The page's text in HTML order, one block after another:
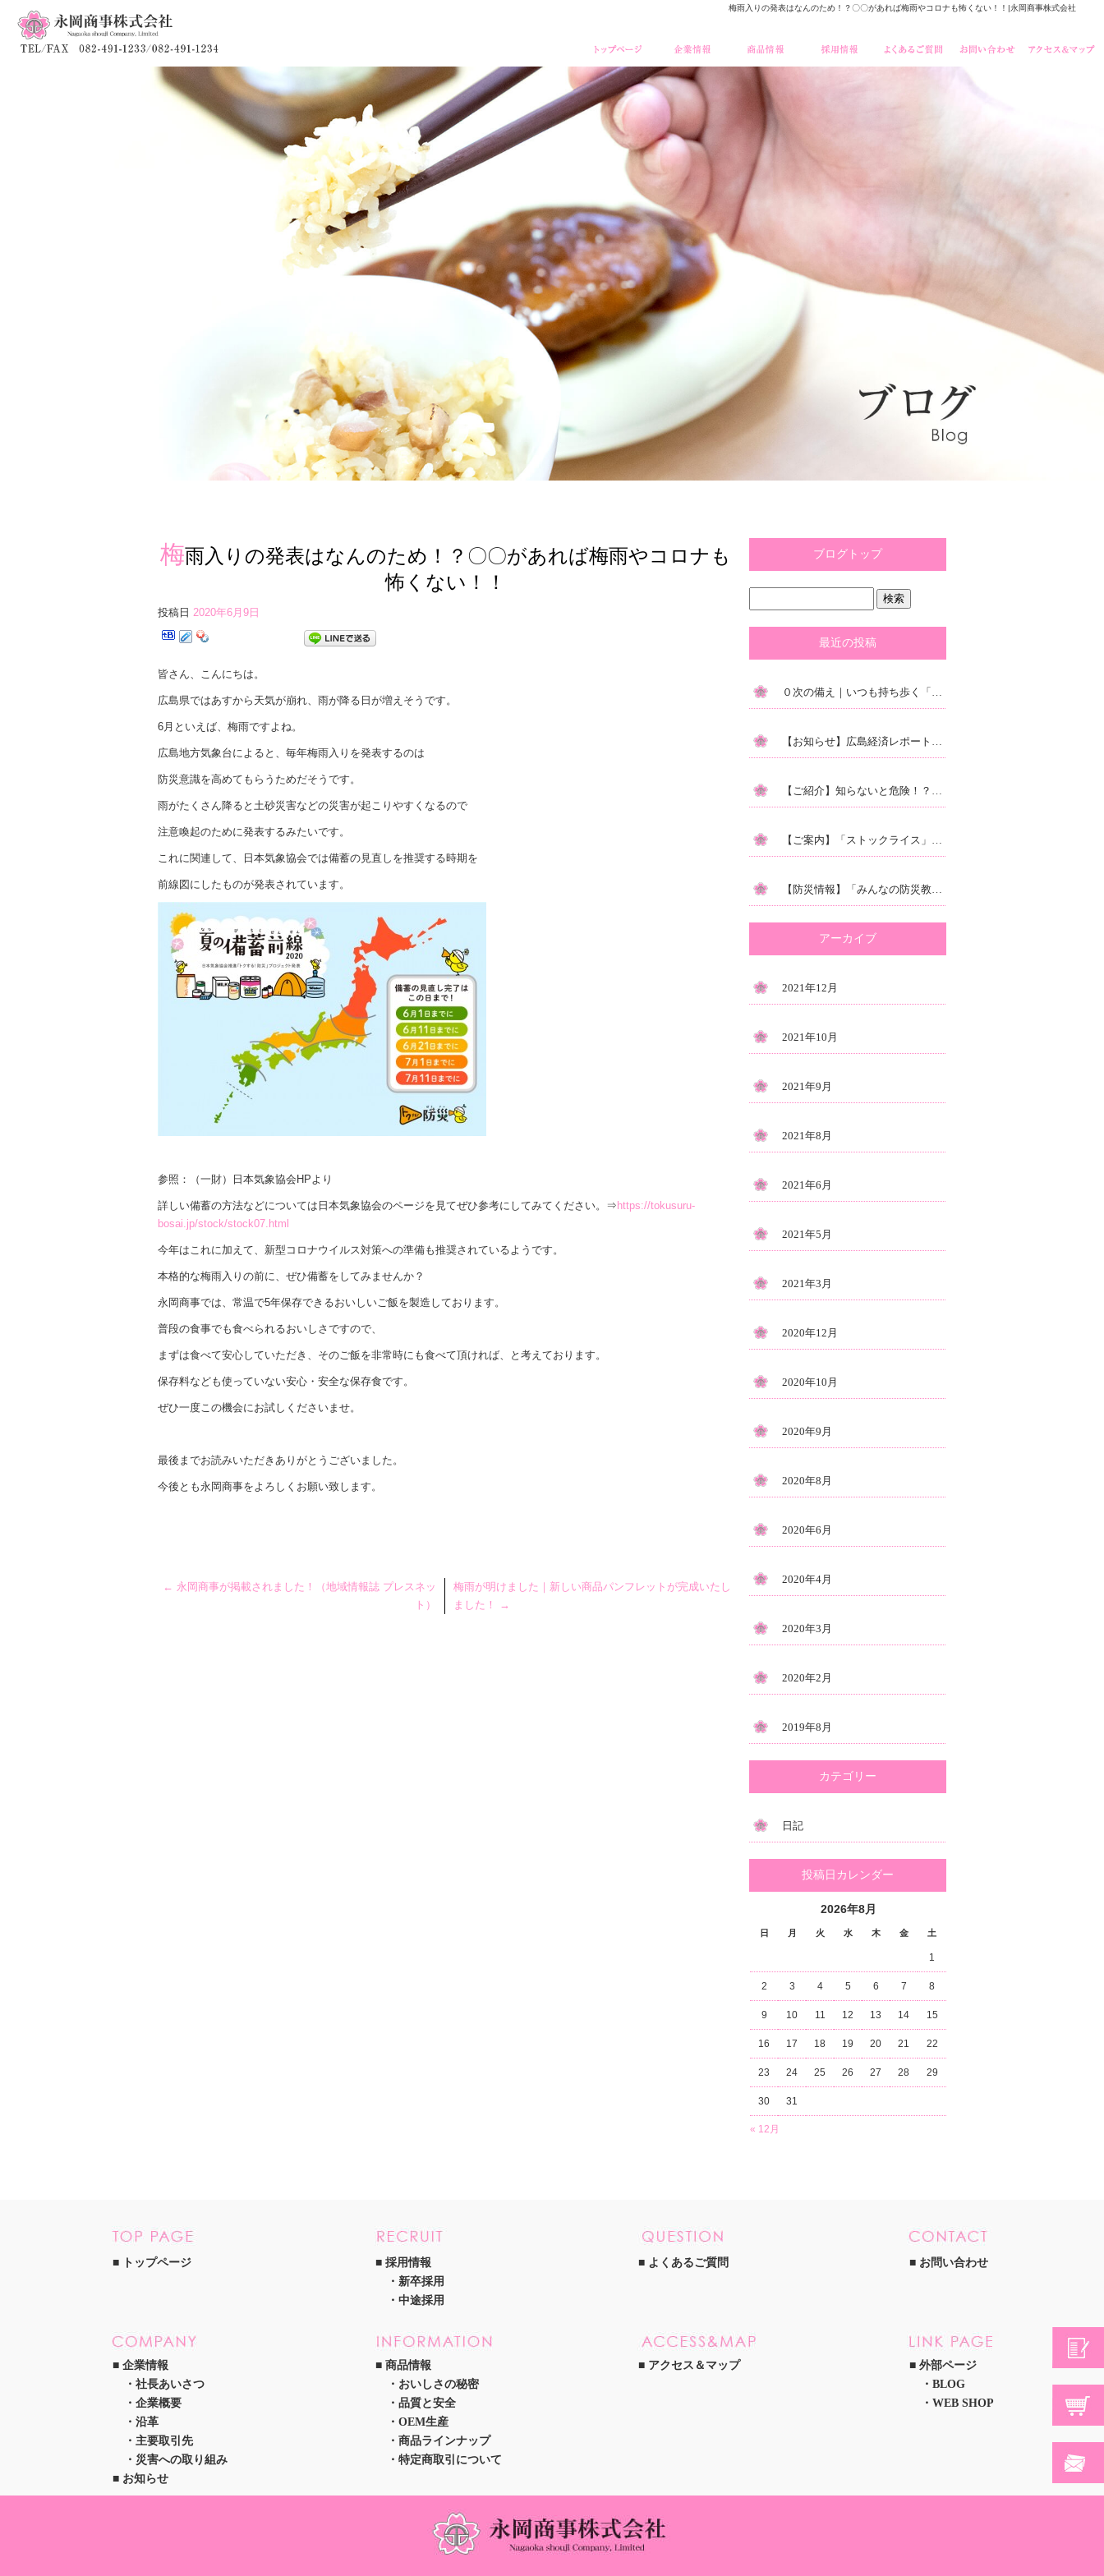
梅雨入りの発表はなんのため！？〇〇があれば梅雨やコロナも怖くない！！|永岡商事株式会社
梅雨入りの発表はなんのため！？〇〇があれば梅雨やコロナも
怖くない！！
投稿日 2020年6月9日
皆さん、こんにちは。
広島県ではあすから天気が崩れ、雨が降る日が増えそうです。
6月といえば、梅雨ですよね。
広島地方気象台によると、毎年梅雨入りを発表するのは
防災意識を高めてもらうためだそうです。
雨がたくさん降ると土砂災害などの災害が起こりやすくなるので
注意喚起のために発表するみたいです。
これに関連して、日本気象協会では備蓄の見直しを推奨する時期を
前線図にしたものが発表されています。
参照：（一財）日本気象協会HPより
詳しい備蓄の方法などについては日本気象協会のページを見てぜひ参考にしてみてください。⇒https://tokusuru-
bosai.jp/stock/stock07.html
今年はこれに加えて、新型コロナウイルス対策への準備も推奨されているようです。
本格的な梅雨入りの前に、ぜひ備蓄をしてみませんか？
永岡商事では、常温で5年保存できるおいしいご飯を製造しております。
普段の食事でも食べられるおいしさですので、
まずは食べて安心していただき、そのご飯を非常時にも食べて頂ければ、と考えております。
保存料なども使っていない安心・安全な保存食です。
ぜひ一度この機会にお試しくださいませ。
最後までお読みいただきありがとうございました。
今後とも永岡商事をよろしくお願い致します。
← 永岡商事が掲載されました！（地域情報誌 プレスネッ
ト）
梅雨が明けました｜新しい商品パンフレットが完成いたし
ました！
→
ブログトップ
最近の投稿
アーカイブ
2021年12月
2021年10月
2021年9月
2021年8月
2021年6月
2021年5月
2021年3月
2020年12月
2020年10月
2020年9月
2020年8月
2020年6月
2020年4月
2020年3月
2020年2月
2019年8月
カテゴリー
日記
投稿日カレンダー
2026年8月
日 月 火 水 木 金 土
« 12月
1
2 3 4 5 6 7 8
9 10 11 12 13 14 15
16 17 18 19 20 21 22
23 24 25 26 27 28 29
30 31
トップページ
採用情報
新卒採用
中途採用
よくあるご質問 お問い合わせ
企業情報
社長あいさつ
企業概要
沿革
主要取引先
災害への取り組み
商品情報
おいしさの秘密
品質と安全
OEM生産
商品ラインナップ
特定商取引について
アクセス＆マップ
外部ページ
BLOG
WEB SHOP
お知らせ